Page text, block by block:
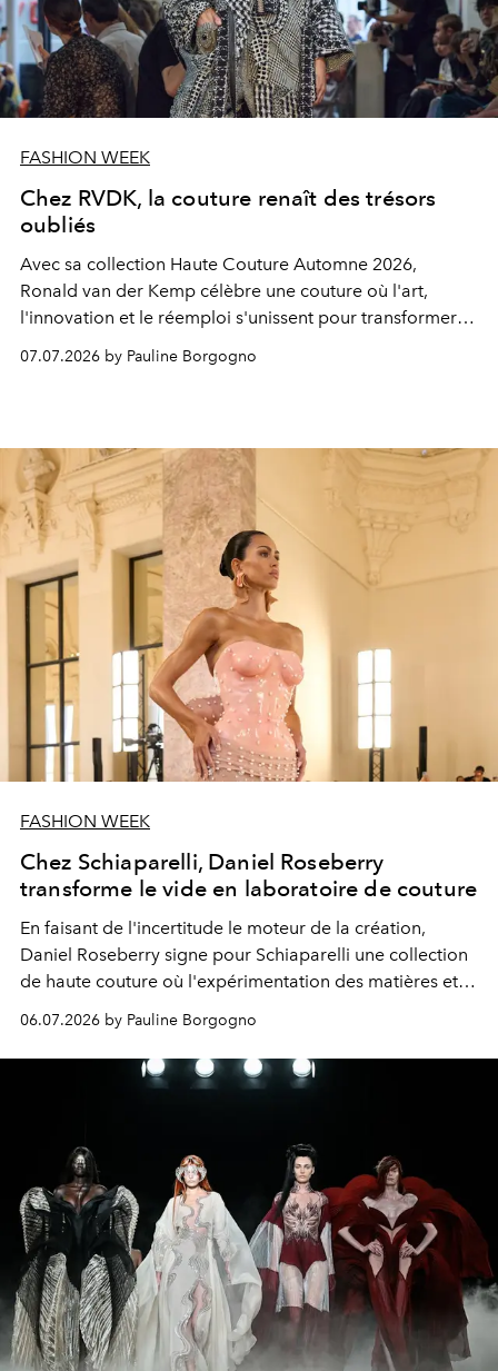
FASHION WEEK
Chez RVDK, la couture renaît des trésors
oubliés
Avec sa collection Haute Couture Automne 2026,
Ronald van der Kemp célèbre une couture où l'art,
l'innovation et le réemploi s'unissent pour transformer
les vestiges du luxe en créations d'exception.
07.07.2026 by Pauline Borgogno
FASHION WEEK
Chez Schiaparelli, Daniel Roseberry
transforme le vide en laboratoire de couture
En faisant de l'incertitude le moteur de la création,
Daniel Roseberry signe pour Schiaparelli une collection
de haute couture où l'expérimentation des matières et le
savoir-faire artisanal ouvrent un nouveau territoire entre
mode, sculpture et art.
06.07.2026 by Pauline Borgogno